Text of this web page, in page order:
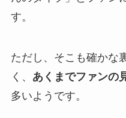
す。
ただし、そこも確かな
く、 あくまでファンの
多いようです。